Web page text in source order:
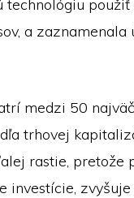
technológiu použiť
a
medzi 50
trhovej
rastie, pretože
investície,